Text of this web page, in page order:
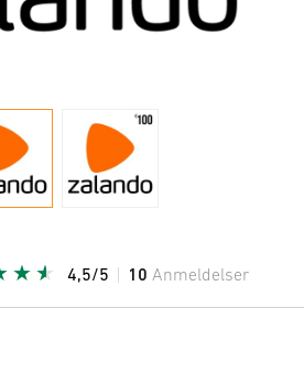
4,5/5 10 Anmeldelser